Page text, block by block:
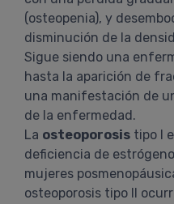
(osteopenia), y
disminución de la
Sigue siendo una
hasta la aparición de
una manifestación de
de la enfermedad.
La osteoporosis tipo I
deficiencia de
mujeres
osteoporosis tipo II